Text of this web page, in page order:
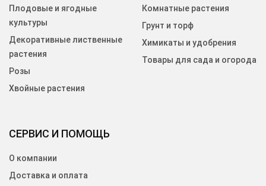
СЕРВИС И ПОМОЩЬ
О компании
Доставка и оплата
Плодовые и ягодные
культуры
Декоративные лиственные
растения
Розы
Хвойные растения
Комнатные растения
Грунт и торф
Химикаты и удобрения
Товары для сада и огорода